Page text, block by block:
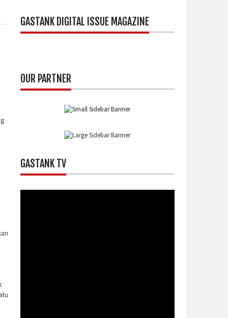
GASTANK DIGITAL ISSUE MAGAZINE
OUR PARTNER
GASTANK TV